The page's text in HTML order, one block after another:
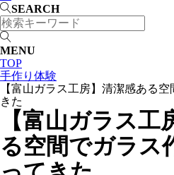
SEARCH
MENU
TOP
手作り体験
【富山ガラス工房】清潔感ある
きた
【富山ガラス工
る空間でガラス